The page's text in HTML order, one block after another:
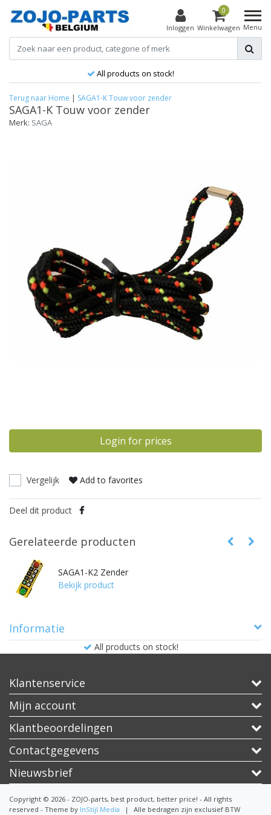
Inloggen
0
Winkelwagen Menu
All products on stock!
Terug naar Home | SAGA1-K Touw voor zender
SAGA1-K Touw voor zender
Merk: SAGA
Login for prices
Vergelijk Add to favorites
Deel dit product
Gerelateerde producten
SAGA1-K2 Zender
Bekijk product
Informatie
All products on stock!
Klantenservice
Mijn account
Klantbeoordelingen
Contactgegevens
Nieuwsbrief
Copyright © 2026 - ZOJO-parts, best product, better price! - All rights
reserved - Theme by InStijl Media | Alle bedragen zijn exclusief BTW